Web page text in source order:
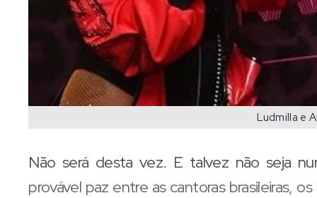
Ludmilla e
Não será desta vez. E talvez não seja
provável paz entre as cantoras brasileiras,